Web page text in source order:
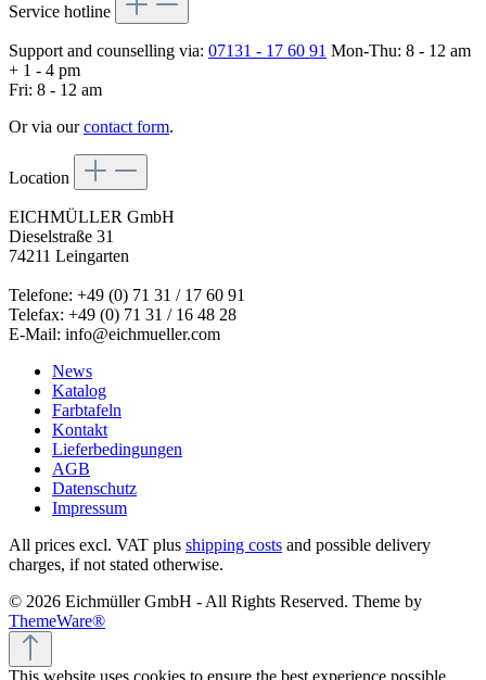
Service hotline
Support and counselling via: 07131 - 17 60 91 Mon-Thu: 8 - 12 am
+ 1 - 4 pm
Fri: 8 - 12 am
Or via ourcontact form.
Location
EICHMÜLLER GmbH
Dieselstraße 31
74211 Leingarten
Telefone: +49 (0) 71 31 / 17 60 91
Telefax: +49 (0) 71 31 / 16 48 28
E-Mail: info@eichmueller.com
News
Katalog
Farbtafeln
Kontakt
Lieferbedingungen
AGB
Datenschutz
Impressum
All prices excl. VAT plus shipping costs and possible delivery
charges, if not stated otherwise.
© 2026 Eichmüller GmbH - All Rights Reserved. Theme by
ThemeWare®
This website uses cookies to ensure the best experience possible.